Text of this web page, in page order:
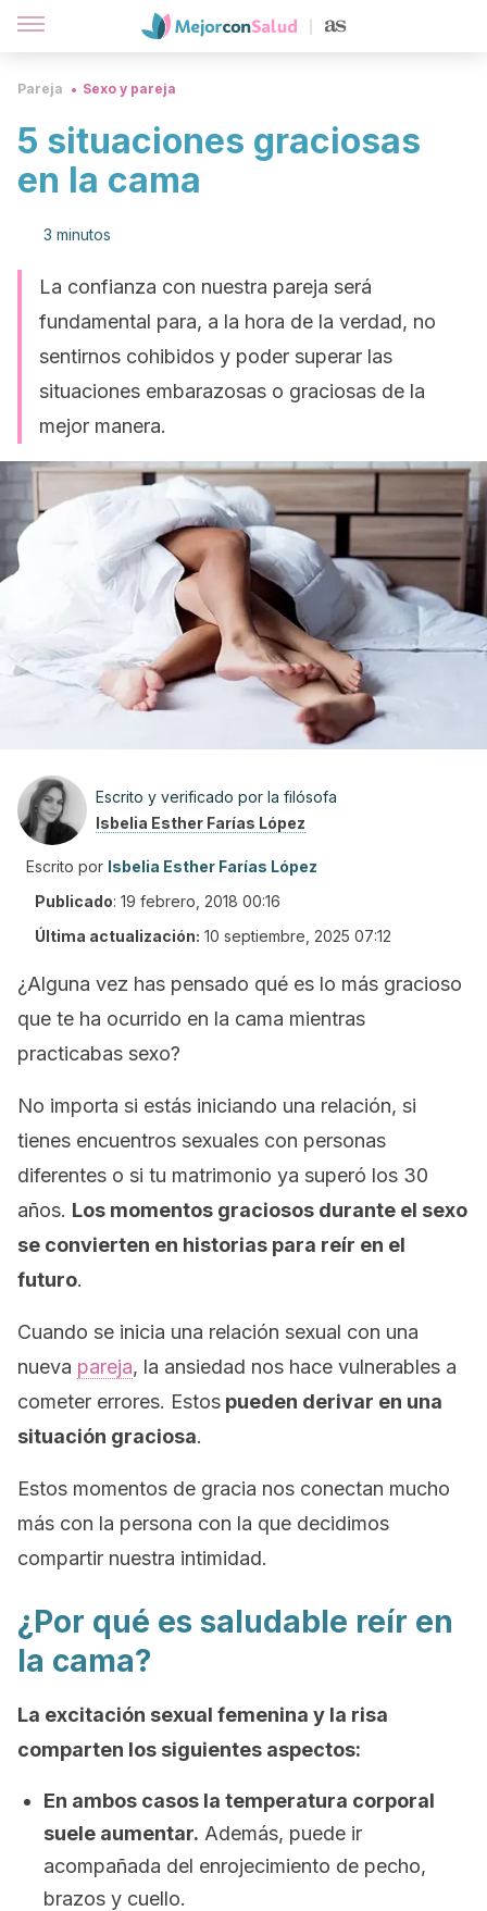
Pareja Sexo y pareja
5 situaciones graciosas
en la cama
3 minutos
La confianza con nuestra pareja será
fundamental para, a la hora de la verdad, no
sentirnos cohibidos y poder superar las
situaciones embarazosas o graciosas de la
mejor manera.
Escrito y verificado por la filósofa
Isbelia Esther Farías López
Escrito por Isbelia Esther Farías López
Publicado: 19 febrero, 2018 00:16
Última actualización: 10 septiembre, 2025 07:12
¿Alguna vez has pensado qué es lo más gracioso
que te ha ocurrido en la cama mientras
practicabas sexo?
No importa si estás iniciando una relación, si
tienes encuentros sexuales con personas
diferentes o si tu matrimonio ya superó los 30
años. Los momentos graciosos durante el sexo
se convierten en historias para reír en el
futuro.
Cuando se inicia una relación sexual con una
nueva pareja, la ansiedad nos hace vulnerables a
cometer errores. Estos pueden derivar en una
situación graciosa.
Estos momentos de gracia nos conectan mucho
más con la persona con la que decidimos
compartir nuestra intimidad.
¿Por qué es saludable reír en
la cama?
La excitación sexual femenina y la risa
comparten los siguientes aspectos:
En ambos casos la temperatura corporal
suele aumentar. Además, puede ir
acompañada del enrojecimiento de pecho,
brazos y cuello.